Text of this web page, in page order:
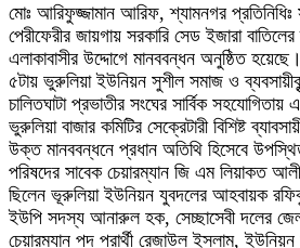
মোঃ আরিফুজ্জামান আরিফ, শ্যামনগর প্রতিনিধিঃ
পেরীফেরীর জায়গায় সরকারি সেড ইজারা বাতিলের
এলাকাবাসীর উদ্দোগে মানববন্ধন অনুষ্ঠিত
৫টায় ভুরুলিয়া ইউনিয়ন সুশীল সমাজ ও
চালিতঘাটা প্রভাতীর সংঘের সার্বিক
ভুরুলিয়া বাজার কমিটির সেক্রেটারী বিশিষ্ট
উক্ত মানববন্ধনে প্রধান অতিথি হিসেবে
পরিষদের সাবেক চেয়ারম্যান জি এম লিয়াকত
ছিলেন ভূরুলিয়া ইউনিয়ন যুবদলের আহবায়ক
ইউপি সদস্য আনারুল হক, সেচ্ছাসেবী দলের
চেয়ারম্যান পদ প্রার্থী রেজাউল ইসলাম,